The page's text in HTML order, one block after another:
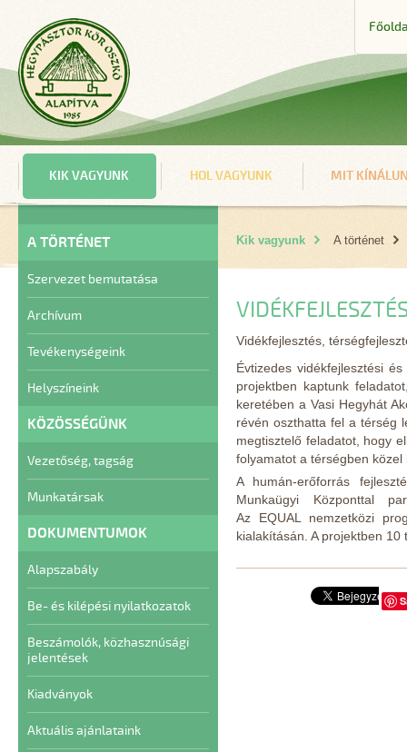
KIK VAGYUNK HOL VAGYUNK MIT
A TÖRTÉNET
Szervezet bemutatása
Archívum
Tevékenységeink
Helyszíneink
KÖZÖSSÉGÜNK
Vezetőség, tagság
Munkatársak
DOKUMENTUMOK
Alapszabály
Be- és kilépési nyilatkozatok
Beszámolók, közhasznúsági
jelentések
Kiadványok
Aktuális ajánlataink
Kik vagyunk A történet
Vidékfejlesztés,
Évtizedes vidékfejlesztési
projektben kaptunk
keretében a Vasi Hegyhát
révén oszthatta fel a térség
megtisztelő feladatot, hogy
folyamatot a térségben közel
A humán-erőforrás
Munkaügyi Központtal
Az EQUAL nemzetközi
kialakításán. A projektben